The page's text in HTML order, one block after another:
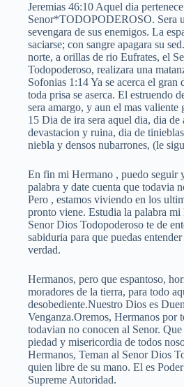
Jeremias 46:10 Aquel dia
Senor*TODOPODEROSO. Sera
sevengara de sus enemigos. La
saciarse; con sangre apagara su
norte, a orillas de rio Eufrates, el
Todopoderoso, realizara una
Sofonias 1:14 Ya se acerca el
toda prisa se aserca. El estruendo
sera amargo, y aun el mas valiente
15 Dia de ira sera aquel dia, dia de
devastacion y ruina, dia de
niebla y densos nubarrones, (le
En fin mi Hermano , puedo seguir
palabra y date cuenta que todavia
Pero , estamos viviendo en los
pronto viene. Estudia la palabra
Senor Dios Todopoderoso te de
sabiduria para que puedas
verdad.
Hermanos, pero que espantoso,
moradores de la tierra, para todo
desobediente.Nuestro Dios es
Venganza.Oremos, Hermanos por
todavian no conocen al Senor.
piedad y misericordia de todos
Hermanos, Teman al Senor Dios
quien libre de su mano. El es
Supreme Autoridad.